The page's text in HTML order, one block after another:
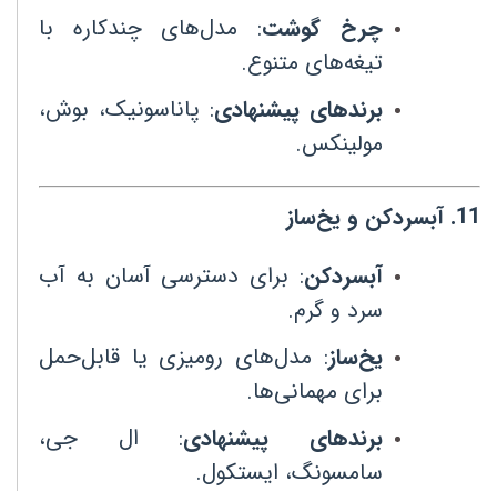
چرخ گوشت: مدل‌های چندکاره با
تیغه‌های متنوع.
برندهای پیشنهادی: پاناسونیک، بوش،
مولینکس.
11
. آبسردکن و یخ‌ساز
آبسردکن: برای دسترسی آسان به آب
سرد و گرم.
یخ‌ساز: مدل‌های رومیزی یا قابل‌حمل
برای مهمانی‌ها.
برندهای پیشنهادی: ال جی،
سامسونگ، ایستکول.